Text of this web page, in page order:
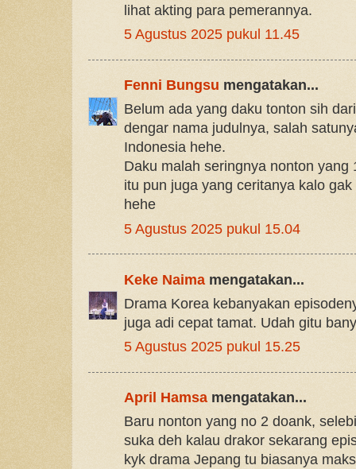
lihat akting para pemerannya.
5 Agustus 2025 pukul 11.45
Fenni Bungsu mengatakan...
Belum ada yang daku tonton sih
dengar nama judulnya, salah
Indonesia hehe.
Daku malah seringnya nonton yang
itu pun juga yang ceritanya kalo
hehe
5 Agustus 2025 pukul 15.04
Keke Naima mengatakan...
Drama Korea kebanyakan
juga adi cepat tamat. Udah gitu
5 Agustus 2025 pukul 15.25
April Hamsamengatakan...
Baru nonton yang no 2 doank,
suka deh kalau drakor sekarang
kyk drama Jepang tu biasanya